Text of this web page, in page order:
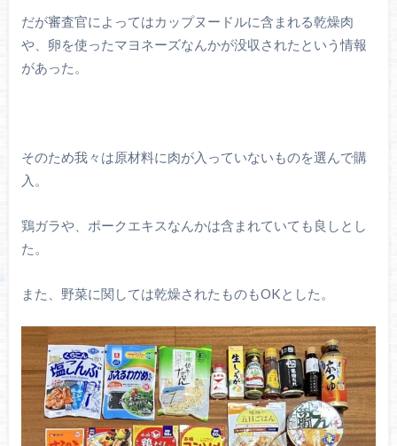
だが審査官によってはカップヌードルに含まれる乾燥肉
や、卵を使ったマヨネーズなんかが没収されたという情報
があった。
そのため我々は原材料に肉が入っていないものを選んで購
入。
鶏ガラや、ポークエキスなんかは含まれていても良しとし
た。
また、野菜に関しては乾燥されたものもOKとした。